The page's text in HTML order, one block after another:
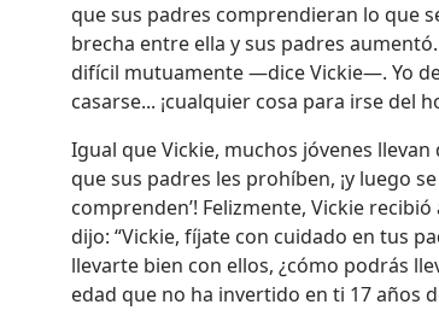
que sus padres comprendieran lo que
brecha entre ella y sus padres
difícil mutuamente —dice Vickie—. Yo
casarse... ¡cualquier cosa para irse del
Igual que Vickie, muchos jóvenes
que sus padres les prohíben, ¡y luego
comprenden’! Felizmente, Vickie
dijo: “Vickie, fíjate con cuidado en tus
llevarte bien con ellos, ¿cómo podrás
edad que no ha invertido en ti 17 años